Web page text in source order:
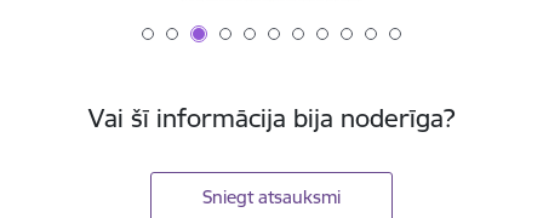
Vai šī informācija bija noderīga?
Sniegt atsauksmi